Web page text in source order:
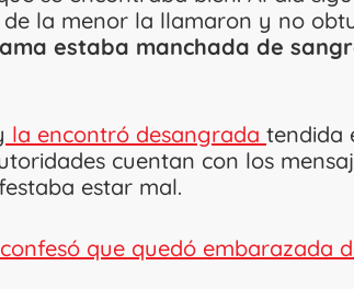
la menor la llamaron y no
estaba manchada de
la encontró desangrada tendida
cuentan con los
estar mal.
que quedó embarazada